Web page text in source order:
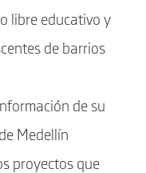
libre educativo y
de barrios
de su
Medellín
proyectos que